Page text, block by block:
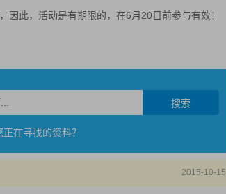
因此，活动是有期限的，在6月20日前参与有效！
搜索
在寻找的资料？
2015-10-15